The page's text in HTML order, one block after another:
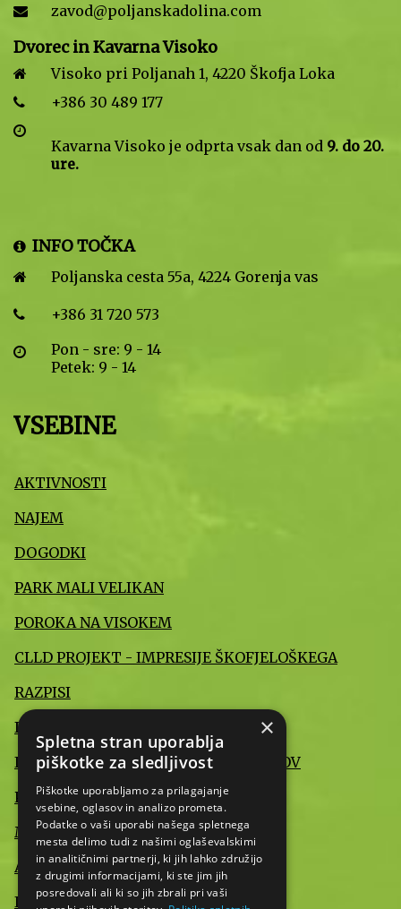
zavod@poljanskadolina.com
Dvorec in Kavarna Visoko
Visoko pri Poljanah 1, 4220 Škofja Loka
+386 30 489 177
Kavarna Visoko je odprta vsak dan od 9. do 20.
ure.
INFO TOČKA
Poljanska cesta 55a, 4224 Gorenja vas
+386 31 720 573
Pon - sre: 9 - 14
Petek: 9 - 14
VSEBINE
AKTIVNOSTI
NAJEM
DOGODKI
PARK MALI VELIKAN
POROKA NA VISOKEM
CLLD PROJEKT - IMPRESIJE ŠKOFJELOŠKEGA
RAZPISI
INFORMACIJE JAVNEGA ZNAČAJA
IZJAVA O VARSTVU OSEBNIH PODATKOV
POMEMBNE INFORMACIJE
MEDIJI O NAS
AKTUALNO
IZJAVA O DOSTOPNOSTI
×
Spletna stran uporablja
piškotke za sledljivost
Piškotke uporabljamo za prilagajanje
vsebine, oglasov in analizo prometa.
Podatke o vaši uporabi našega spletnega
mesta delimo tudi z našimi oglaševalskimi
in analitičnimi partnerji, ki jih lahko združijo
z drugimi informacijami, ki ste jim jih
posredovali ali ki so jih zbrali pri vaši